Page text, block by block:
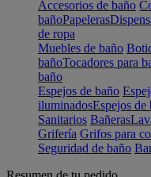
Accesorios de baño
bañoPapeleras
de ropa
Muebles de baño
bañoTocadores para
baño
Espejos de baño
iluminadosEspejos de
Sanitarios Bañeras
Grifería Grifos para
Seguridad de baño